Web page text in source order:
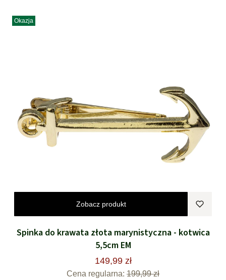
Okazja
Zobacz produkt
Spinka do krawata złota marynistyczna - kotwica
5,5cm EM
149,99 zł
Cena regularna: 199,99 zł